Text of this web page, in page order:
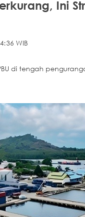
Ini
WIB
di tengah